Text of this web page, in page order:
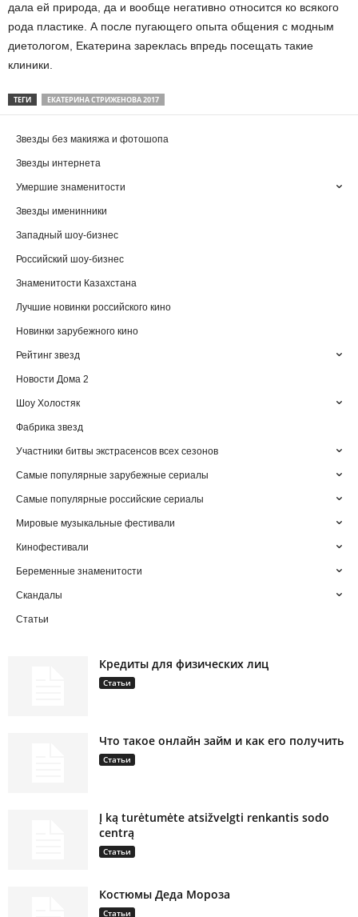
дала ей природа, да и вообще негативно относится ко всякого
рода пластике. А после пугающего опыта общения с модным
диетологом, Екатерина зареклась впредь посещать такие
клиники.
ТЕГИ ЕКАТЕРИНА СТРИЖЕНОВА 2017
Звезды без макияжа и фотошопа
Звезды интернета
Умершие знаменитости
Звезды именинники
Западный шоу-бизнес
Российский шоу-бизнес
Знаменитости Казахстана
Лучшие новинки российского кино
Новинки зарубежного кино
Рейтинг звезд
Новости Дома 2
Шоу Холостяк
Фабрика звезд
Участники битвы экстрасенсов всех сезонов
Самые популярные зарубежные сериалы
Самые популярные российские сериалы
Мировые музыкальные фестивали
Кинофестивали
Беременные знаменитости
Скандалы
Статьи
Кредиты для физических лиц
Статьи
Что такое онлайн займ и как его получить
Статьи
Į ką turėtumėte atsižvelgti renkantis sodo
centrą
Статьи
Костюмы Деда Мороза
Статьи